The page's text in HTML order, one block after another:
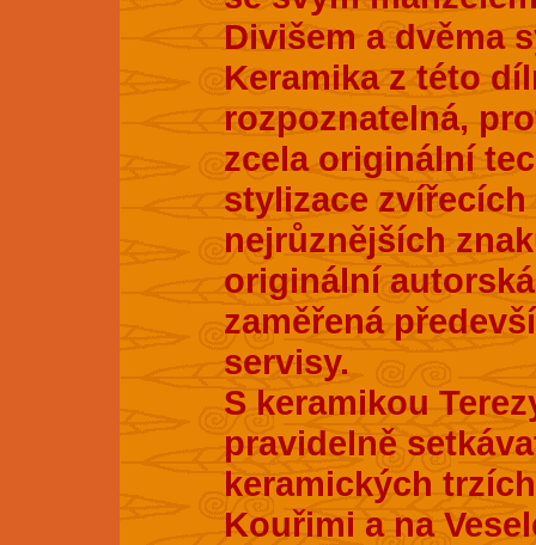
Divišem a dvěma
Keramika z této
rozpoznatelná,
zcela originální
stylizace
nejrůznějších
originální
zaměřená
servisy.
S keramikou
pravidelně
keramických
Kouřimi a na